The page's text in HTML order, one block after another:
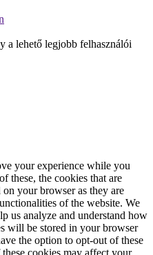
a lehető legjobb felhasználói
your experience while you
these, the cookies that are
on your browser as they are
of the website. We
us analyze and understand how
will be stored in your browser
the option to opt-out of these
cookies may affect your